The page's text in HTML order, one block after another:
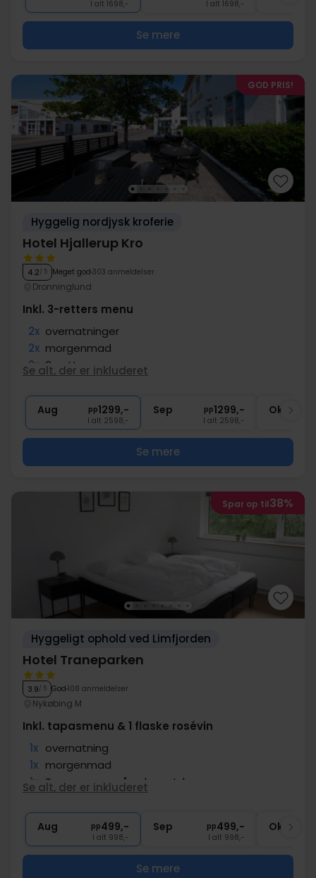
I alt 1698,- I alt 1698,-
Se mere
GOD PRIS!
Hyggelig nordjysk kroferie
Hotel Hjallerup Kro
4.2/ 5 Meget god 303 anmeldelser
Dronninglund
Inkl. 3-retters menu
2x overnatninger
2x morgenmad
2x 3-retters menu
∞ Gratis internet og parkering
Se alt, der er inkluderet
Aug pp1299,-
I alt 2598,-
Sep pp1299,-
I alt 2598,-
Okt
Se mere
Spar op til38%
Hyggeligt ophold ved Limfjorden
Hotel Traneparken
3.9/ 5 God 108 anmeldelser
Nykøbing M
Inkl. tapasmenu & 1 flaske rosévin
1x overnatning
1x morgenmad
1x Tapas menu på ankomstdagen
∞ Gratis parkering og internet
Se alt, der er inkluderet
Aug pp499,-
I alt 998,-
Sep pp499,-
I alt 998,-
Okt
Se mere